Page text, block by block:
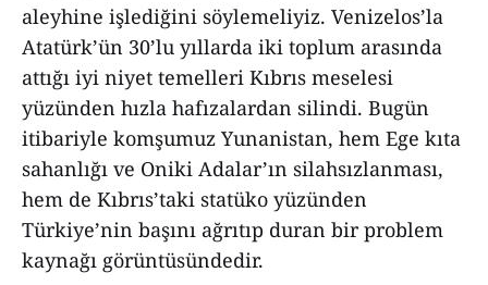
aleyhine işlediğini söylemeliyiz. Venizelos’la
Atatürk’ün 30’lu yıllarda iki toplum arasında
attığı iyi niyet temelleri Kıbrıs meselesi
yüzünden hızla hafızalardan silindi. Bugün
itibariyle komşumuz Yunanistan, hem Ege kıta
sahanlığı ve Oniki Adalar’ın silahsızlanması,
hem de Kıbrıs’taki statüko yüzünden
Türkiye’nin başını ağrıtıp duran bir problem
kaynağı görüntüsündedir.